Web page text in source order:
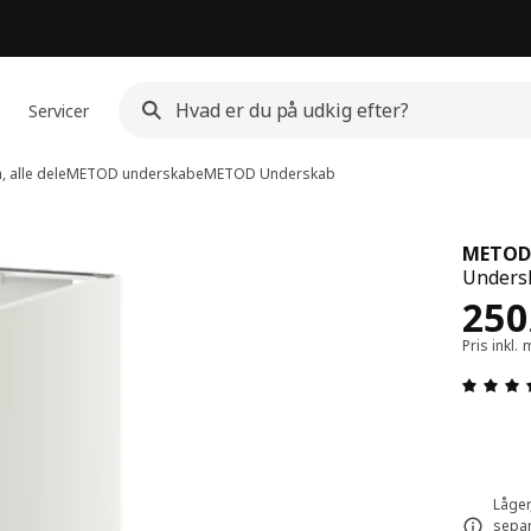
Servicer
alle deleMETOD underskabeMETOD Underskab
METOD
250
Pris
Pris inkl.